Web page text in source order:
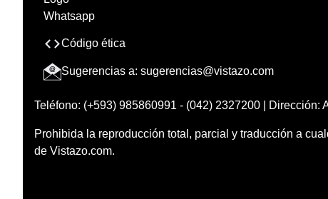
Código ética
Sugerencias a: sugerencias@vistazo.com
Teléfono: (+593) 985860991 - (042) 2327200 | Dirección:
Prohibida la reproducción total, parcial y traducción a
de Vistazo.com.